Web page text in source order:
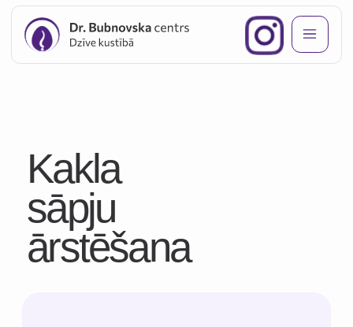
sāpju
ārstēšana
Sāpes kaklā ir bieži sastopams
simptoms, kas var rasties